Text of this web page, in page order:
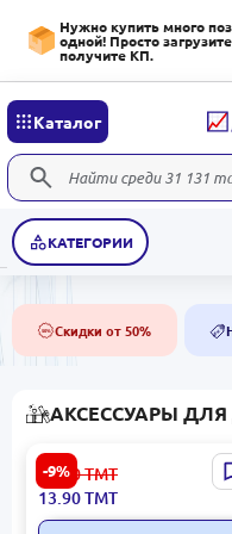
Нужно купить много
одной! Просто
получите КП.
Каталог
КАТЕГОРИИ
50% Скидки от 50% NEW
АКСЕССУАРЫ ДЛЯ
-9%
DWY BK-00101340 |
Липучка для одежды 5
шт 6 кг
15.30ТМТ
13.90ТМТ